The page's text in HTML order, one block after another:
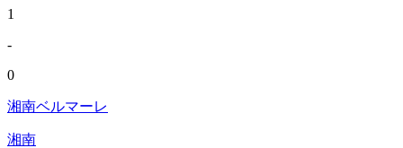
1
-
0
湘南ベルマーレ
湘南